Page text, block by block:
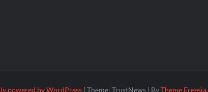
powered by WordPress | Theme: TrustNews | ByTheme Freesia.